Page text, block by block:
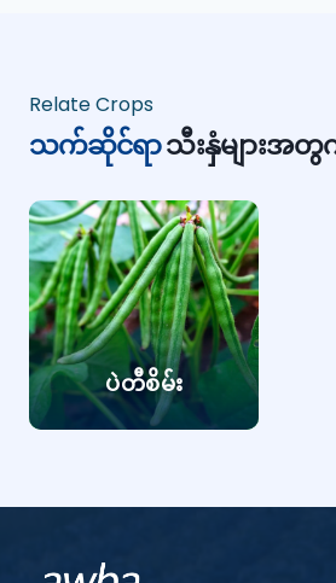
Relate Crops
သက်ဆိုင်ရာသီးနှံများအ
ပဲတီစိမ်း